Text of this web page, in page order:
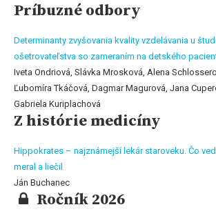
Príbuzné odbory
Determinanty zvyšovania kvality vzdelávania u
ošetrovateľstva so zameraním na detského
Iveta Ondriová, Slávka Mrosková, Alena
Ľubomíra Tkáčová, Dagmar Magurová, Jana
Gabriela Kuriplachová
Z histórie medicíny
Hippokrates – najznámejší lekár staroveku. Čo
meral a liečil
Ján Buchanec
Ročník 2026